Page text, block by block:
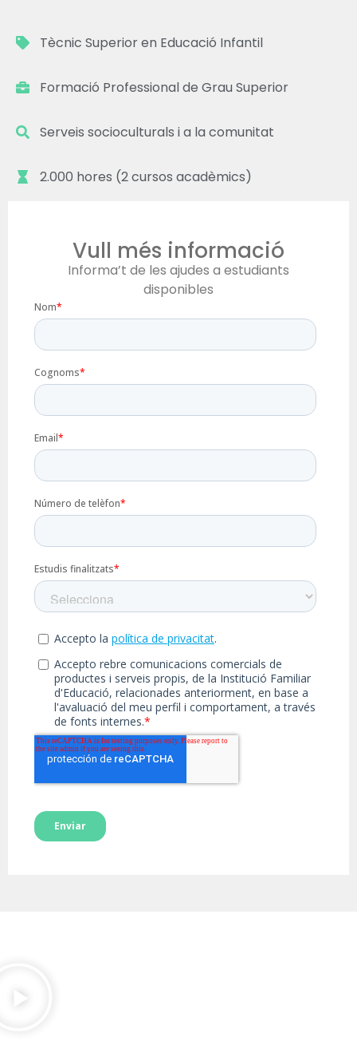
Tècnic Superior en Educació Infantil
Formació Professional de Grau Superior
Serveis socioculturals i a la comunitat
2.000 hores (2 cursos acadèmics)
Presencial (Cademin)
La Farga, Cicles Formatius, Carrer Veneçuela
Vull més informació
Informa’t de les ajudes a estudiants
disponibles